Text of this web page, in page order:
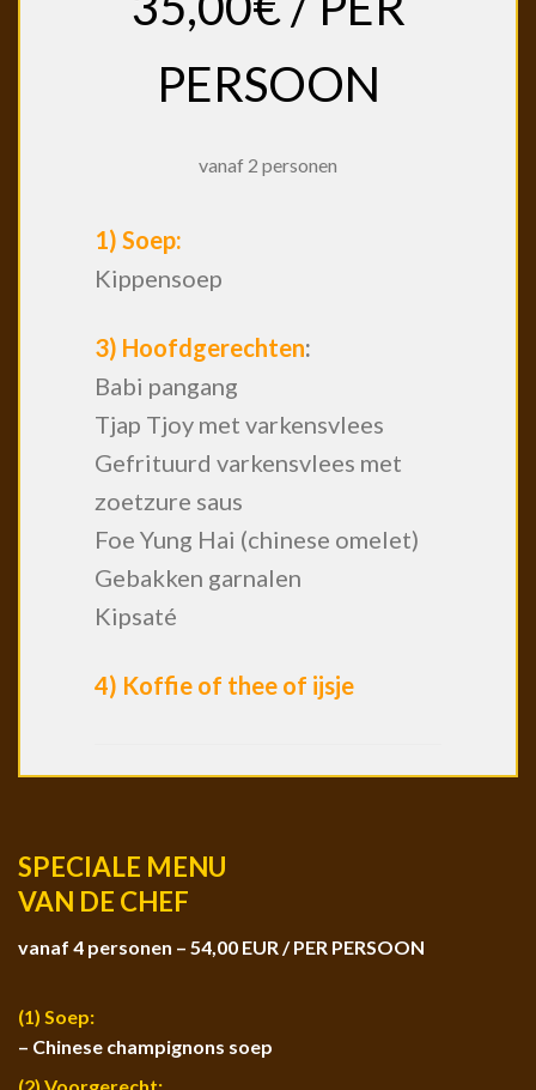
PERSOON
vanaf 2 personen
1) Soep:
Kippensoep
3) Hoofdgerechten:
Babi pangang
Tjap Tjoy met varkensvlees
Gefrituurd varkensvlees met
zoetzure saus
Foe Yung Hai (chinese omelet)
Gebakken garnalen
Kipsaté
4) Koffie of thee of ijsje
SPECIALE MENU
VAN DE CHEF
vanaf 4 personen – 54,00 EUR / PER PERSOON
(1) Soep:
– Chinese champignons soep